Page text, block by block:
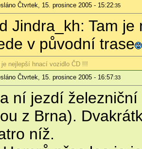
Čtvrtek, 15. prosince 2005 - 15:22:35
Jindra_kh: Tam
v původní trase
je nejlepší hnací vozidlo ČD !!!
Čtvrtek, 15. prosince 2005 - 16:57:33
ní jezdí
z Brna).
níž.